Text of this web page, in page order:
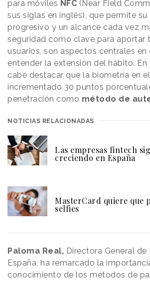
para móviles NFC (Near Field
sus siglas en inglés), que permite
progresivo y un alcance cada vez
seguridad como clave para aportar
usuarios, son aspectos centrales
entender la extensión del hábito. En
cabe destacar que la biometría en
incrementado 30 puntos
penetración como método de
NOTICIAS RELACIONADAS
Las empresas fintech
creciendo en España
MasterCard quiere que
selfies
Paloma Real, Directora General
España, ha remarcado la
conocimiento de los métodos de